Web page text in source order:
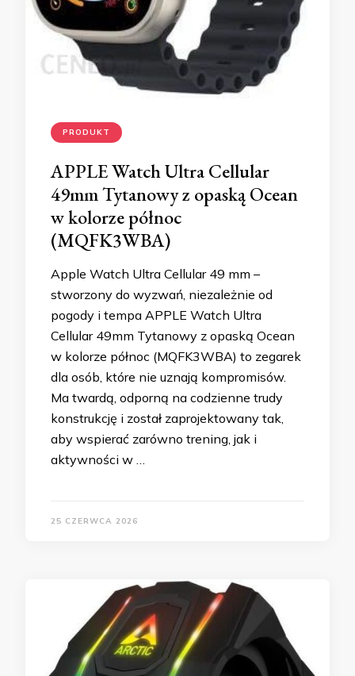
PRODUKT
APPLE Watch Ultra Cellular
49mm Tytanowy z opaską Ocean
w kolorze północ
(MQFK3WBA)
Apple Watch Ultra Cellular 49 mm –
stworzony do wyzwań, niezależnie od
pogody i tempa APPLE Watch Ultra
Cellular 49mm Tytanowy z opaską Ocean
w kolorze północ (MQFK3WBA) to zegarek
dla osób, które nie uznają kompromisów.
Ma twardą, odporną na codzienne trudy
konstrukcję i został zaprojektowany tak,
aby wspierać zarówno trening, jak i
aktywności w …
25 CZERWCA 2026